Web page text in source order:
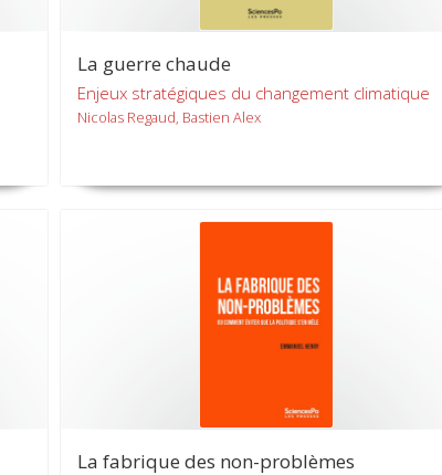
La guerre chaude
Enjeux stratégiques du changement climatique
Nicolas Regaud, Bastien Alex
La fabrique des non-problèmes